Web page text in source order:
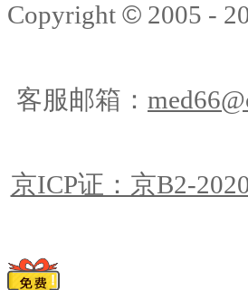
Copyright © 2005 -
客服邮箱：
京ICP证：京B2-